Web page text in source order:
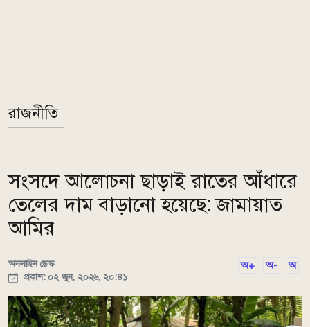
রাজনীতি
সংসদে আলোচনা ছাড়াই রাতের আঁধারে
তেলের দাম বাড়ানো হয়েছে: জামায়াত
আমির
অনলাইন ডেস্ক
প্রকাশ: ০২ জুন, ২০২৬, ২০:৪১
অ+ অ- অ